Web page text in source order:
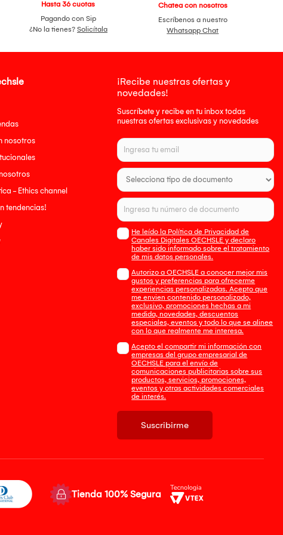
Hasta 36 cuotas
Pagando con Sip
¿No la tienes? Solicítala
Chatea con nosotros
Escríbenos a nuestro
Whatsapp Chat
nosotros
- Ethics channel
tendencias!
¡Recibe nuestras ofertas y
novedades!
Suscríbete y recibe en tu inbox todas
nuestras ofertas exclusivas y novedades
He leído la Política de Privacidad de
Canales Digitales OECHSLE y declaro
haber sido informado sobre el tratamiento
de mis datos personales.
Autorizo a OECHSLE a conocer mejor mis
gustos y preferencias para ofrecerme
experiencias personalizadas. Acepto que
me envien contenido personalizado,
exclusivo, promociones hechas a mi
medida, novedades, descuentos
especiales, eventos y todo lo que se alinee
con lo que realmente me interesa.
Acepto el compartir mi información con
empresas del grupo empresarial de
OECHSLE para el envío de
comunicaciones publicitarias sobre sus
productos, servicios, promociones,
eventos y otras actividades comerciales
de interés.
Suscribirme
Tienda 100% Segura